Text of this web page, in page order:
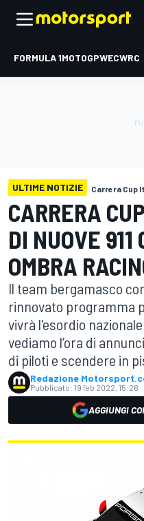
FORMULA 1MOTOGPWECWRC
ULTIME NOTIZIE Carrera Cup
CARRERA
DI NUOVE 911
OMBRA
Il team bergamasco
rinnovato programma
vivrà l'esordio
vediamo l’ora di
di piloti e scendere in
Redazione
Pubblicato: 19 feb 2022, 15:26
AGGIUNGI